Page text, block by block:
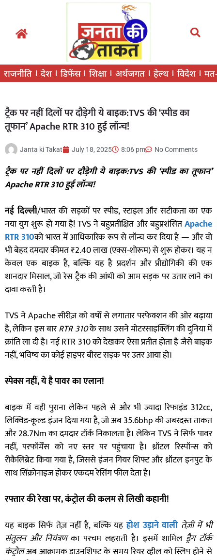
राजनीति देश डिफेंस शिक्षा अर्थजगत हेल्थ विदेश
ट्रैक पर नहीं दिलों पर दौड़ेगी ये बाइक:TVS की ‘स्पीड का
तूफान’ Apache RTR 310 हुई लॉन्च!
Janta ki Takat July 18, 2025 8:06 pm No Comments
ट्रैक पर नहीं दिलों पर दौड़ेगी ये बाइक:TVS की‘स्पीड का तूफान’
Apache RTR 310हुई लॉन्च!
नई दिल्ली/भारत की सड़कों पर स्पीड, स्टाइल और सटीकता का एक
नया युग शुरू हो गया है! TVS ने बहुप्रतीक्षित और बहुप्रशंसितApache
RTR 310को भारत में आधिकारिक रूप से लॉन्च कर दिया है — और वो
भी बेहद दमदार कीमत ₹2.40 लाख (एक्स-शोरूम) से शुरू होकर। यह न
केवल एक बाइक है, बल्कि यह है प्रदर्शन और प्रौद्योगिकी की एक
शानदार मिसाल, जो रेस ट्रैक की आंधी को आम सड़क पर उतार लाने का
दावा करती है।
TVS ने Apache सीरीज़ को वर्षों से लगातार परफेक्शन की ओर बढ़ाया
है, लेकिन इस बारRTR 310के साथ उसने मोटरसाइक्लिंग की दुनिया में
क्रांति ला दी है। नई RTR 310 को देखकर ऐसा प्रतीत होता है जैसे बाइक
नहीं, भविष्य का कोई हाइपर बीस्ट सड़क पर उतर आया हो।
स्पेक्स नहीं,ये है पावर का एलान!
बाइक में वही पुराना लेकिन पहले से और भी ज्यादा रिफाइंड 312cc,
लिक्विड-कूल्ड इंजन दिया गया है, जो अब 35.6bhp की जबरदस्त ताकत
और 28.7Nm का दमदार टॉर्क निकालता है। लेकिन TVS ने सिर्फ पावर
नहीं, परफॉर्मेंस को नए स्तर पर पहुंचाया है। थ्रॉटल रिस्पॉन्स को
रीकैलिब्रेट किया गया है, जिससे इंजन गियर शिफ्ट और थ्रॉटल इनपुट के
साथ सिंक्रोनाइज होकर एकदम रेसिंग फील देता है।
रफ्तार की रेखा पर,कंट्रोल की कलम से लिखी कहानी!
यह बाइक सिर्फ तेज़ नहीं है, बल्कि यहहोश उड़ाने वाली तेज़ी में भी
संतुलन और नियंत्रणका परचम लहराती है। इसमें शामिल ड्रैग टॉर्क
कंट्रोलअब आक्रामक डाउनशिफ्ट के समय रियर व्हील को स्लिप होने से